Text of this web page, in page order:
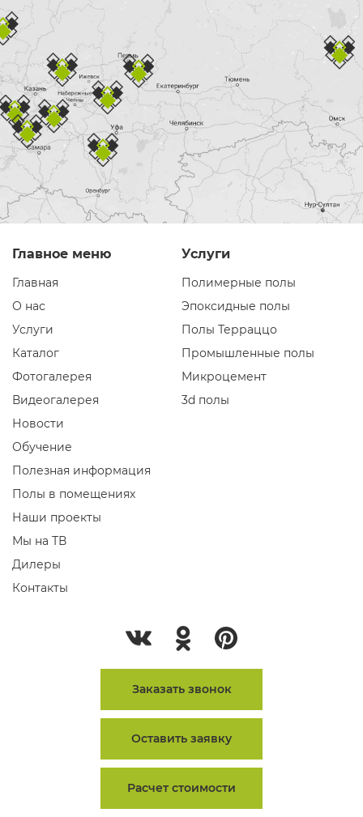
Главное меню
Главная
О нас
Услуги
Каталог
Фотогалерея
Видеогалерея
Новости
Обучение
Полезная информация
Полы в помещениях
Наши проекты
Мы на ТВ
Дилеры
Контакты
Услуги
Полимерные полы
Эпоксидные полы
Полы Терраццо
Промышленные полы
Микроцемент
3d полы
Заказать звонок
Оставить заявку
Расчет стоимости